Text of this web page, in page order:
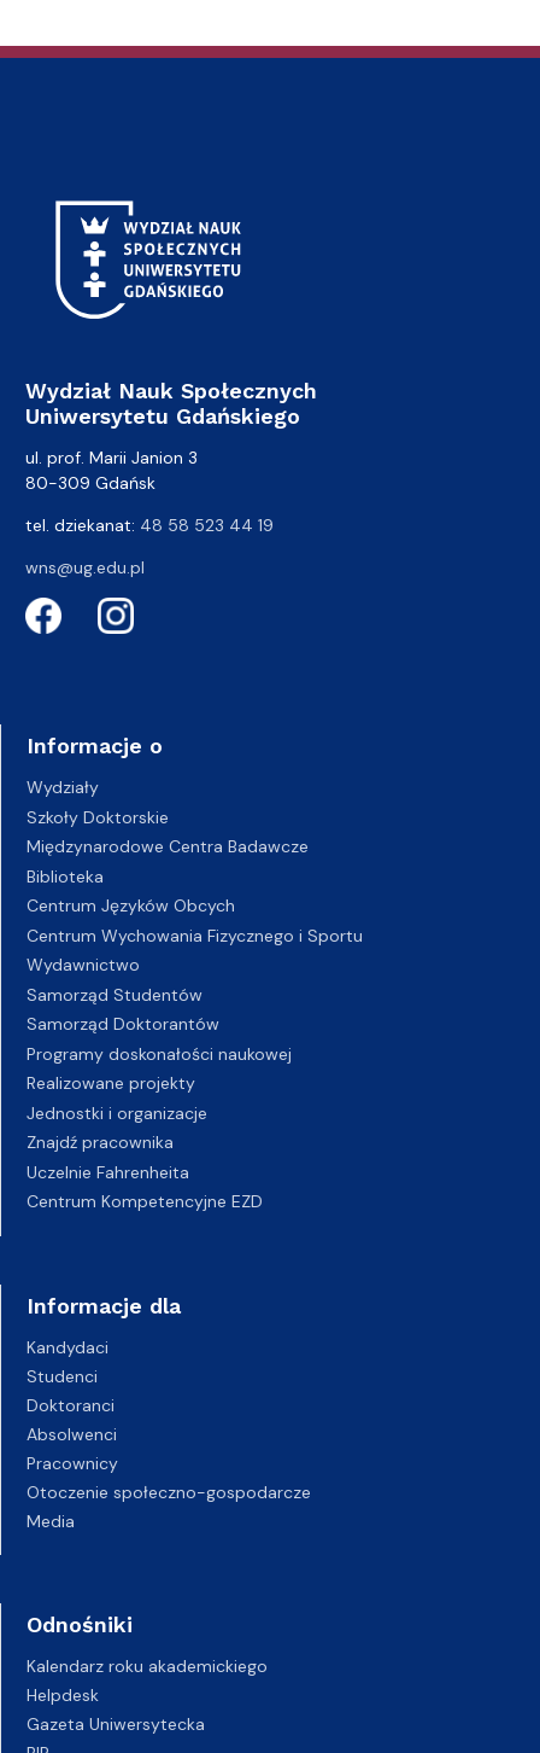
Wydział Nauk Społecznych
Uniwersytetu Gdańskiego
ul. prof. Marii Janion 3
80-309 Gdańsk
tel. dziekanat: 48 58 523 44 19
wns@ug.edu.pl
Informacje o
Wydziały
Szkoły Doktorskie
Międzynarodowe Centra Badawcze
Biblioteka
Centrum Języków Obcych
Centrum Wychowania Fizycznego i Sportu
Wydawnictwo
Samorząd Studentów
Samorząd Doktorantów
Programy doskonałości naukowej
Realizowane projekty
Jednostki i organizacje
Znajdź pracownika
Uczelnie Fahrenheita
Centrum Kompetencyjne EZD
Informacje dla
Kandydaci
Studenci
Doktoranci
Absolwenci
Pracownicy
Otoczenie społeczno-gospodarcze
Media
Odnośniki
Kalendarz roku akademickiego
Helpdesk
Gazeta Uniwersytecka